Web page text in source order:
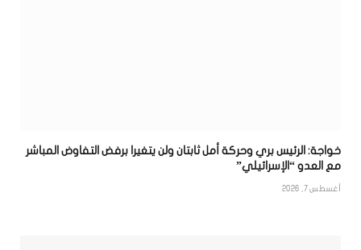
خواجة: الرئيس بري وحركة أمل ثابتان ولن يتغيرا برفض التفاوض المباشر
مع العدو “الإسرائيلي”
أغسطس 7, 2026